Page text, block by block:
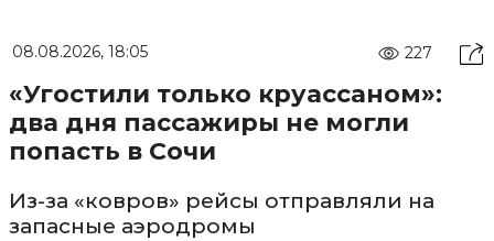
08.08.2026, 18:05 227
«Угостили только круассаном»:
два дня пассажиры не могли
попасть в Сочи
Из-за «ковров» рейсы отправляли на
запасные аэродромы